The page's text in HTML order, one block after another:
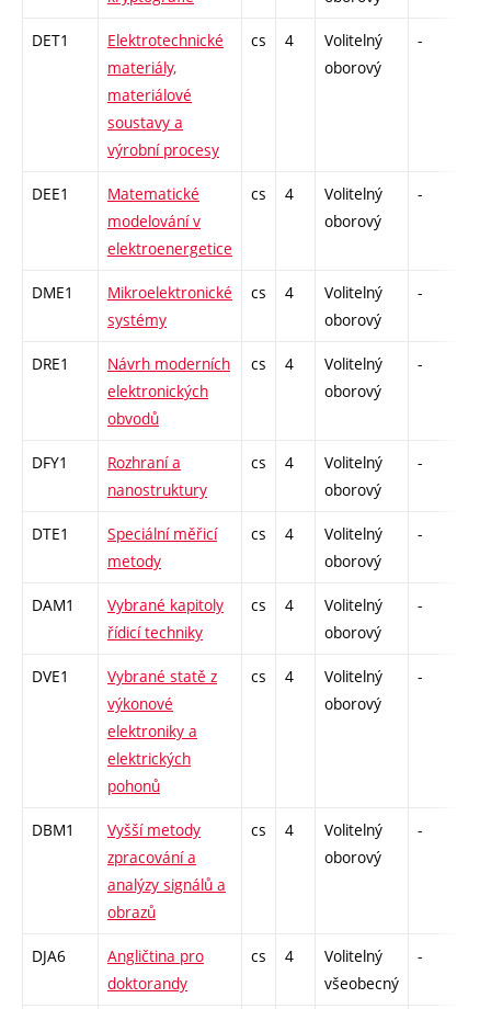
DET1
Elektrotechnické
materiály,
materiálové
soustavy a
výrobní procesy
cs 4
Volitelný
oborový
-
DEE1
Matematické
modelování v
elektroenergetice
cs 4
Volitelný
oborový
-
DME1
Mikroelektronické
systémy
cs 4
Volitelný
oborový
-
DRE1
Návrh moderních
elektronických
obvodů
cs 4
Volitelný
oborový
-
DFY1
Rozhraní a
nanostruktury
cs 4
Volitelný
oborový
-
DTE1
Speciální měřicí
metody
cs 4
Volitelný
oborový
-
DAM1
Vybrané kapitoly
řídicí techniky
cs 4
Volitelný
oborový
-
DVE1
Vybrané statě z
výkonové
elektroniky a
elektrických
pohonů
cs 4
Volitelný
oborový
-
DBM1
Vyšší metody
zpracování a
analýzy signálů a
obrazů
cs 4
Volitelný
oborový
-
DJA6
Angličtina pro
doktorandy
cs 4
Volitelný
všeobecný
-